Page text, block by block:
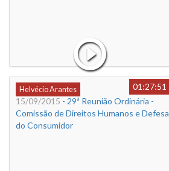
Helvécio Arantes
01:27:51
15/09/2015 - 29ª Reunião Ordinária -
Comissão de Direitos Humanos e Defesa
do Consumidor